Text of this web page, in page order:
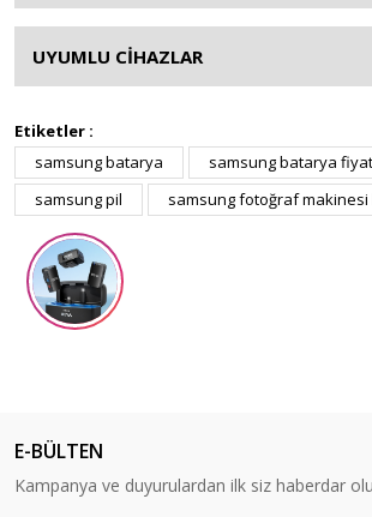
UYUMLU CİHAZLAR
Etiketler :
samsung batarya
samsung batarya
samsung pil
samsung fotoğraf makinesi
E-BÜLTEN
Kampanya ve duyurulardan ilk siz haberdar